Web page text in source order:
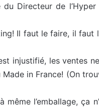
Directeur de
Il faut le faire, il faut
injustifié, les ventes
in France! (On
l’emballage, ça